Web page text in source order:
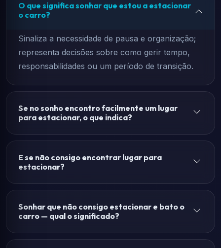
O que significa sonhar que estou a estacionar
o carro?
Sinaliza a necessidade de pausa e organização;
representa decisões sobre como gerir tempo,
responsabilidades ou um período de transição.
Se no sonho encontro facilmente um lugar
para estacionar, o que indica?
E se não consigo encontrar lugar para
estacionar?
Sonhar que não consigo estacionar e bato o
carro — qual o significado?